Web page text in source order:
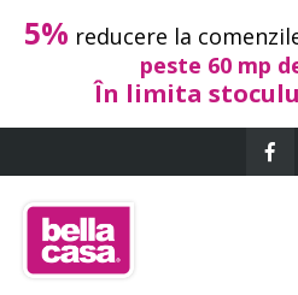
5% reducere la
peste 60 mp
În limita